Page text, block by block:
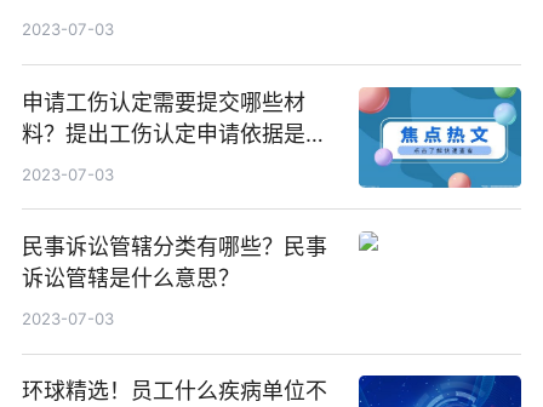
2023-07-03
申请工伤认定需要提交哪些材
料？提出工伤认定申请依据是什
么？ 天天快资讯
2023-07-03
民事诉讼管辖分类有哪些？民事
诉讼管辖是什么意思？
2023-07-03
环球精选！员工什么疾病单位不